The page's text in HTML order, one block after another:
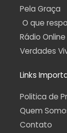
Pela Graça
O que
Rádio Online
Verdades
Links
Politica de
Quem
Contato